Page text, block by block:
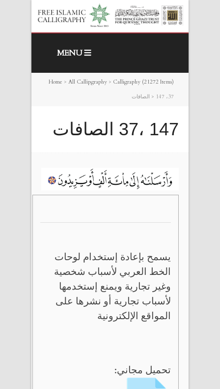
MENU
Home > All Callipgraphy > Calligraphy (21272 Items)
> 147 ،37 الصافات
147 ،37 الصافات
يسمح بإعادة إستخدام لوحات
الخط العربي لأسباب شخصية
وغير تجارية ويمنع إستخدمها
لأسباب تجارية أو نشرها على
المواقع الإلكترونية
تحميل مجاني: